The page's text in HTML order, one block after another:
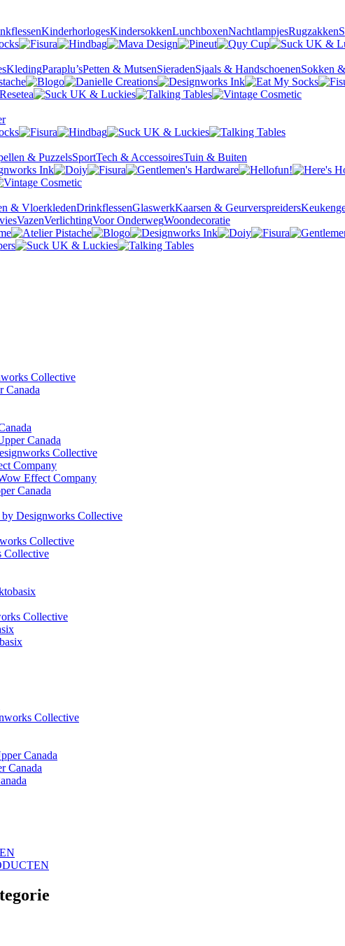
KinderhorlogesKindersokkenLunchboxenNachtlampjesRugzakken
KledingParaplu’sPetten & MutsenSieradenSjaals & HandschoenenSokken
& PuzzelsSportTech & AccessoiresTuin & Buiten
& VloerkledenDrinkflessenGlaswerkKaarsen & Geurverspreiders
VazenVerlichtingVoor OnderwegWoondecoratie
Collective
Canada
Canada
Collective
Company
Effect Company
Canada
by Designworks Collective
Collective
Collective
Collective
Collective
Canada
Canada